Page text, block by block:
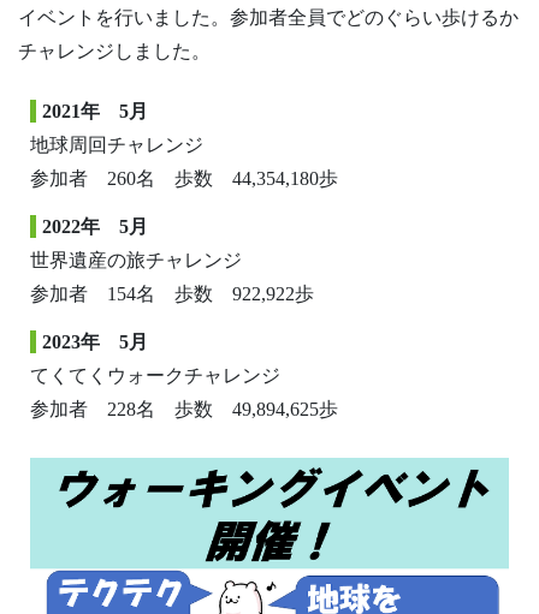
イベントを行いました。参加者全員でどのぐらい歩けるか
チャレンジしました。
2021年 5月
地球周回チャレンジ
参加者 260名 歩数 44,354,180歩
2022年 5月
世界遺産の旅チャレンジ
参加者 154名 歩数 922,922歩
2023年 5月
てくてくウォークチャレンジ
参加者 228名 歩数 49,894,625歩